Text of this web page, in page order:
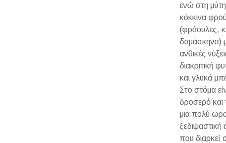
ενώ στη
κόκκινα
(φράουλες,
δαμάσκηνα)
ανθικές
διακριτική
και γλυκά
Στο στόμα
δροσερό και
μια πολύ
ξεδιψαστική
που διαρκεί